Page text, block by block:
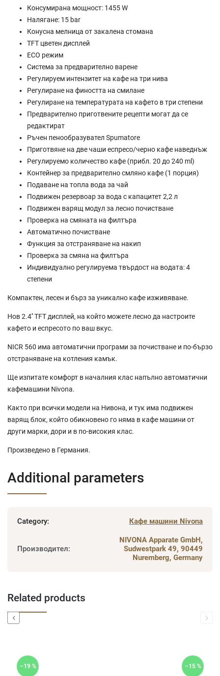
Консумирана мощност: 1455 W
Налягане: 15 bar
Конусна мелница от закалена стомана
TFT цветен дисплей
ECO режим
Система за предварително варене
Регулируем интензитет на кафе на три нива
Регулиране на фиността на смилане
Регулиране на температурата на кафето в три степени
Предварително приготвените рецепти могат да се
редактират
Ръчен пенообразувател Spumatore
Приготвяне на две чаши еспресо/черно кафе наведнъж
Регулируемо количество кафе (прибл. 20 до 240 ml)
Контейнер за предварително смляно кафе (1 порция)
Подаване на топла вода за чай
Подвижен резервоар за вода с капацитет 2,2 л
Подвижен варящ модул за лесно почистване
Проверка на смяната на филтъра
Автоматично почистване
Функция за отстраняване на накип
Проверка за смяна на филтъра
Индивидуално регулируема твърдост на водата: 4
степени
Компактен, лесен и бърз за уникално кафе изживяване.
Нов 2.4'' TFT дисплей, на който можете лесно да настроите
кафето и еспресото по ваш вкус.
NICR 560 има автоматични програми за почистване и по-бързо
отстраняване на котления камък.
Ще изпитате комфорт в началния клас напълно автоматични
кафемашини Nivona.
Както при всички модели на Нивона, и тук има подвижен
варящ блок, който обикновено го няма в кафе машини от
други марки, дори и в по-високия клас.
Произведено в Германия.
Additional parameters
Category: Кафе машини Nivona
Производител:
NIVONA Apparate GmbH,
Sudwestpark 49, 90449
Nuremberg, Germany
Related products
Previous
–19 % –15 %
Next